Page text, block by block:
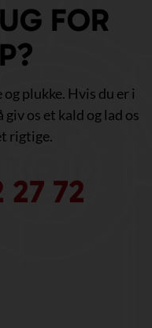
FOR
plukke. Hvis du er i
os et kald og lad os
rigtige.
27 72